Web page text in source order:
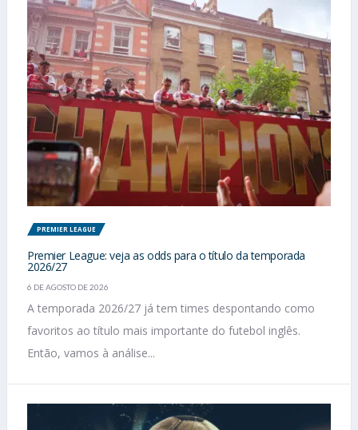
PREMIER LEAGUE
Premier League: veja as odds para o título da temporada
2026/27
6 DE AGOSTO DE 2026
A temporada 2026/27 já tem times despontando como
favoritos ao título mais importante do futebol inglês.
Então, vamos à análise...